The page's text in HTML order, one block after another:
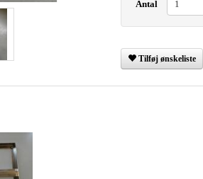
Antal
Tilføj ønskeliste